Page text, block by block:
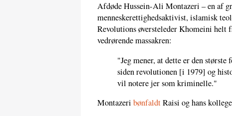
Afdøde Hussein-Ali Montazeri – en af
menneskerettighedsaktivist, islamisk
Revolutions øversteleder Khomeini
vedrørende massakren:
"Jeg mener, at dette er den
siden revolutionen [i 1979] og
vil notere jer som kriminelle."
Montazeri bønfaldtRaisi og hans